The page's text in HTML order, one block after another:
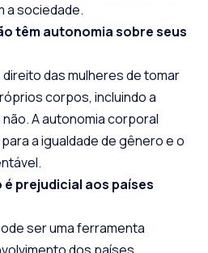
a sociedade.
têm autonomia sobre seus
direito das mulheres de tomar
corpos, incluindo a
A autonomia corporal
a igualdade de gênero e o
prejudicial aos países
ser uma ferramenta